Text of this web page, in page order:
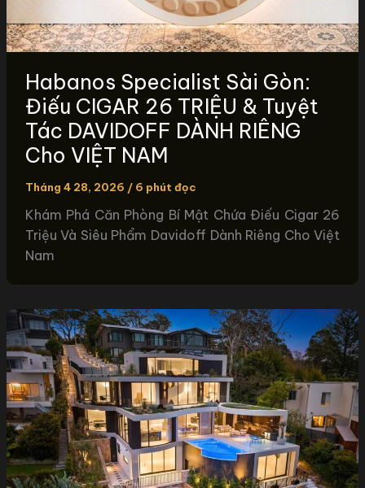
Habanos Specialist Sài Gòn:
Điếu CIGAR 26 TRIỆU & Tuyệt
Tác DAVIDOFF DÀNH RIÊNG
Cho VIỆT NAM
Tháng 4 28, 2026 / 6 phút đọc
Khám Phá Căn Phòng Bí Mật Chứa Điếu Cigar 26
Triệu Và Siêu Phẩm Davidoff Dành Riêng Cho Việt
Nam